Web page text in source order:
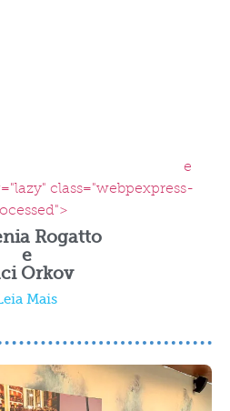
e
class="webpexpress-
Rogatto
e
Orkov
Mais